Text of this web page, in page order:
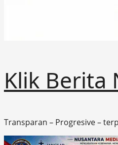
Klik Berita
Transparan – Progresive –